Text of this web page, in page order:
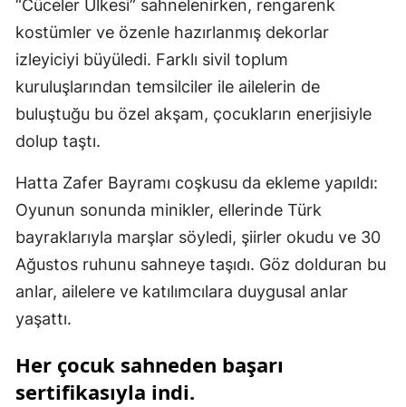
“Cüceler Ülkesi” sahnelenirken, rengarenk
kostümler ve özenle hazırlanmış dekorlar
izleyiciyi büyüledi. Farklı sivil toplum
kuruluşlarından temsilciler ile ailelerin de
buluştuğu bu özel akşam, çocukların enerjisiyle
dolup taştı.
Hatta Zafer Bayramı coşkusu da ekleme yapıldı:
Oyunun sonunda minikler, ellerinde Türk
bayraklarıyla marşlar söyledi, şiirler okudu ve 30
Ağustos ruhunu sahneye taşıdı. Göz dolduran bu
anlar, ailelere ve katılımcılara duygusal anlar
yaşattı.
Her çocuk sahneden başarı
sertifikasıyla indi.